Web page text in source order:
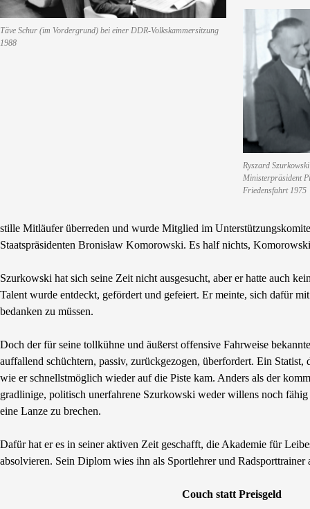
Täve Schur (im Vordergrund) bei einer DDR-Volkskammersitzung
1988
Ryszard
Ministerpräsident
Friedensfahrt 1975
stille Mitläufer überreden und wurde Mitglied im
Staatspräsidenten Bronisław Komorowski. Es half nichts,
Szurkowski hat sich seine Zeit nicht ausgesucht, aber er hatte auch
Talent wurde entdeckt, gefördert und gefeiert. Er meinte, sich dafür
bedanken zu müssen.
Doch der für seine tollkühne und äußerst offensive Fahrweise
auffallend schüchtern, passiv, zurückgezogen, überfordert. Ein
wie er schnellstmöglich wieder auf die Piste kam. Anders als der
gradlinige, politisch unerfahrene Szurkowski weder willens noch
eine Lanze zu brechen.
Dafür hat er es in seiner aktiven Zeit geschafft, die Akademie für
absolvieren. Sein Diplom wies ihn als Sportlehrer und Radsporttrainer
Couch statt Preisgeld